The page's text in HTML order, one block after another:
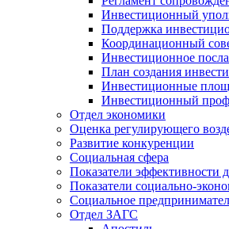
Инвестиционный
Поддержка
Координационный
Инвестиционное
План создания
Инвестиционные
Инвестиционный
Отдел экономики
Оценка регулирующего
Развитие конкуренции
Социальная сфера
Показатели эффективности
Показатели социально-
Социальное
Отдел ЗАГС